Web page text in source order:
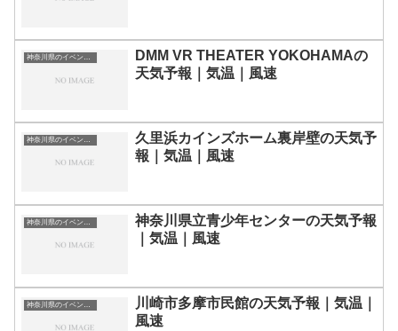
神奈川県のイベント会場一覧
DMM VR THEATER YOKOHAMAの
天気予報｜気温｜風速
神奈川県のイベント会場一覧
久里浜カインズホーム裏岸壁の天気予
報｜気温｜風速
神奈川県立青少年センターの天気予報
｜気温｜風速
川崎市多摩市民館の天気予報｜気温｜
風速